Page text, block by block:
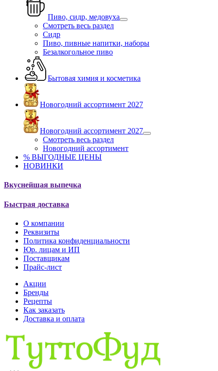
Пиво, сидр, медовуха
Смотреть весь раздел
Сидр
Пиво, пивные напитки, наборы
Безалкогольное пиво
Бытовая химия и косметика
Новогодний ассортимент 2027
Новогодний ассортимент 2027
Смотреть весь раздел
Новогодний ассортимент
% ВЫГОДНЫЕ ЦЕНЫ
НОВИНКИ
Вкуснейшая выпечка
Быстрая доставка
О компании
Реквизиты
Политика конфиденциальности
Юр. лицам и ИП
Поставщикам
Прайс-лист
Акции
Бренды
Рецепты
Как заказать
Доставка и оплата